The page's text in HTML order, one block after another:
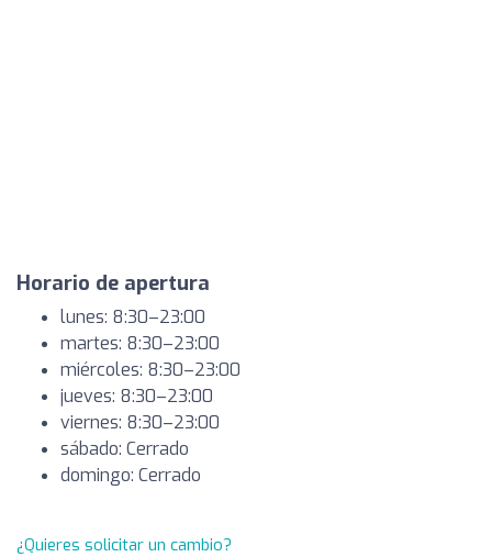
Horario de apertura
lunes: 8:30–23:00
martes: 8:30–23:00
miércoles: 8:30–23:00
jueves: 8:30–23:00
viernes: 8:30–23:00
sábado: Cerrado
domingo: Cerrado
¿Quieres solicitar un cambio?